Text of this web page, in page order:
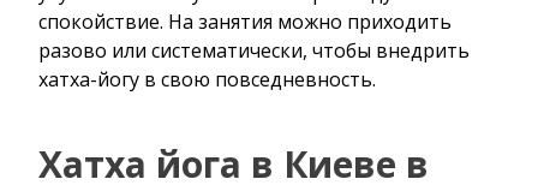
спокойствие. На занятия можно приходить
разово или систематически, чтобы внедрить
хатха-йогу в свою повседневность.
Хатха йога в Киеве в